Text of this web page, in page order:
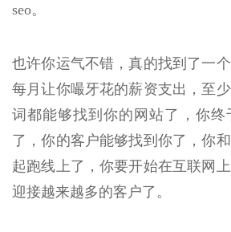
seo。
也许你运气不错，真的找到了一
每月让你嘬牙花的薪资支出，至
词都能够找到你的网站了，你终
了，你的客户能够找到你了，你
起跑线上了，你要开始在互联网
迎接越来越多的客户了。